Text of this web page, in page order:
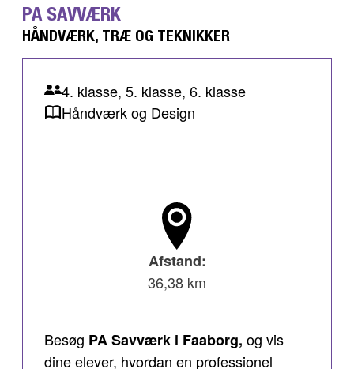
PA SAVVÆRK
HÅNDVÆRK, TRÆ OG TEKNIKKER
4. klasse, 5. klasse, 6. klasse
Håndværk og Design
Afstand:
36,38 km
Besøg PA Savværk i Faaborg, og vis
dine elever, hvordan en professionel